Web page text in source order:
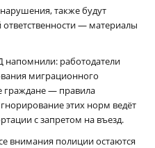
также будут
— материалы
работодатели
миграционного
граждане — правила
этих норм ведёт
с запретом на въезд.
внимания полиции остаются